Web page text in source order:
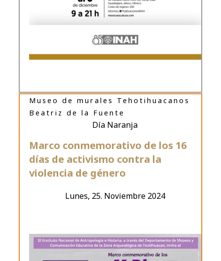
Lunes, 25. Noviembre 2024
Marco conmemorativo de los 16
días de activismo contra la
violencia de género
Día Naranja
Museo de murales Tehotihuacanos
Beatriz de la Fuente